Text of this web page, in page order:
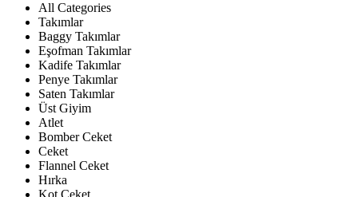
All Categories
Takımlar
Baggy Takımlar
Eşofman Takımlar
Kadife Takımlar
Penye Takımlar
Saten Takımlar
Üst Giyim
Atlet
Bomber Ceket
Ceket
Flannel Ceket
Hırka